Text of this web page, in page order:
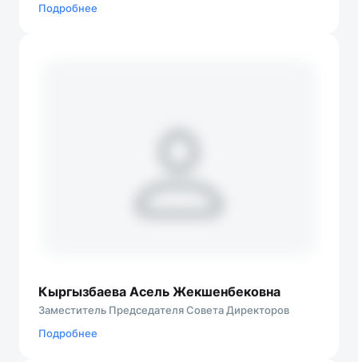
Подробнеe
Кыргызбаева Асель Жекшенбековна
Заместитель Председателя Совета Директоров
Подробнеe